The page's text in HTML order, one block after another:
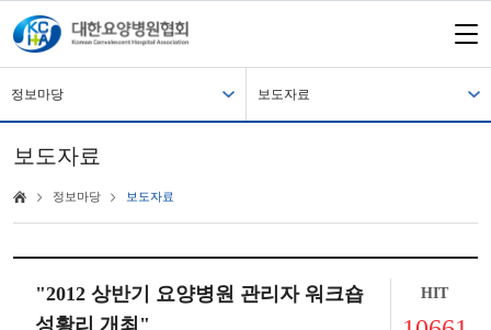
정보마당 보도자료
보도자료
정보마당 보도자료
"2012 상반기 요양병원 관리자 워크숍
성황리 개최"
HIT